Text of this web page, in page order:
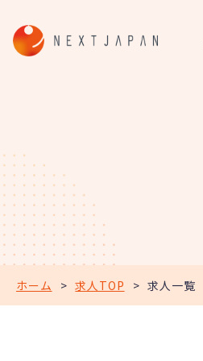
ホーム > 求人TOP > 求人一覧